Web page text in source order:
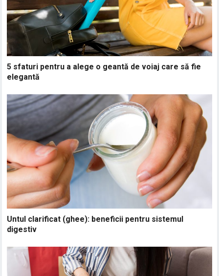
5 sfaturi pentru a alege o geantă de voiaj care să fie
elegantă
Untul clarificat (ghee): beneficii pentru sistemul
digestiv